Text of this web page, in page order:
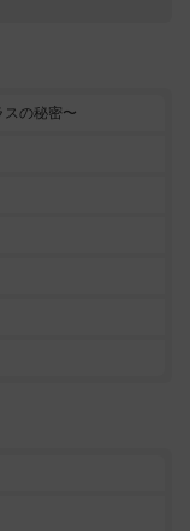
スの秘密〜